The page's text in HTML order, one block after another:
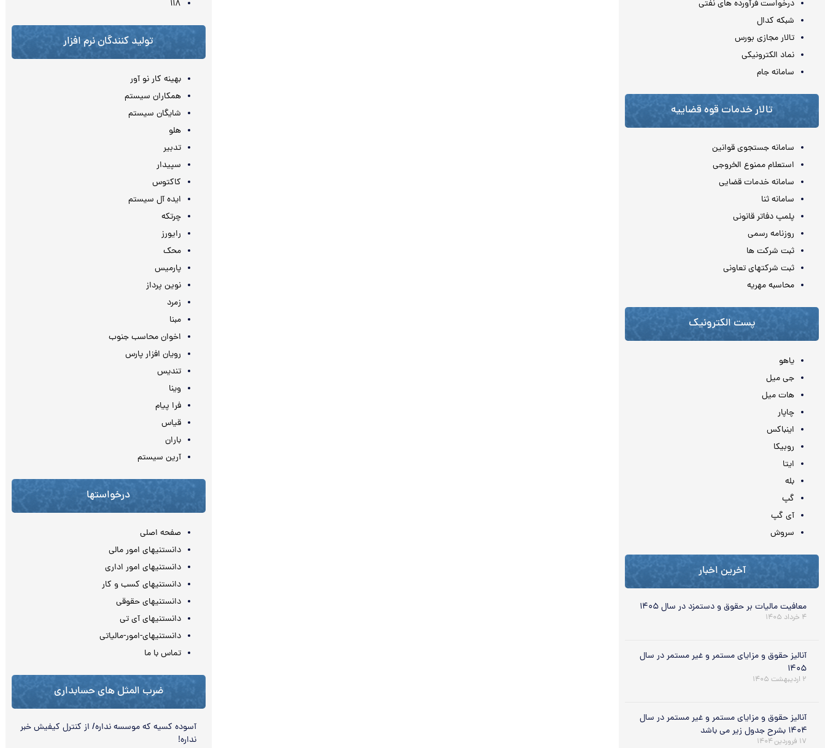
درخواست فرآورده های نفتی
شبکه کدال
تالار مجازی بورس
نماد الکترونیکی
سامانه جام
تالار خدمات قوه قضاییه
سامانه جستجوی قوانین
استعلام ممنوع الخروجی
سامانه خدمات قضایی
سامانه ثنا
پلمپ دفاتر قانونی
روزنامه رسمی
ثبت شرکت ها
ثبت شرکتهای تعاونی
محاسبه مهريه
پست الکترونیک
یاهو
جی میل
هات میل
چاپار
اینباکس
روبیکا
ایتا
بله
گپ
آی گپ
سروش
آخرین اخبار
معافیت مالیات بر حقوق و دستمزد در سال ۱۴۰۵
۴ خرداد ۱۴۰۵
آنالیز حقوق و مزایای مستمر و غیر مستمر در سال
۱۴۰۵
۲ اردیبهشت ۱۴۰۵
آنالیز حقوق و مزایای مستمر و غیر مستمر در سال
۱۴۰۴ بشرح جدول زیر می باشد
۱۷ فروردین ۱۴۰۴
۱۱۸
تولید کنندگان نرم افزار
بهینه کار نو آور
همکاران سیستم
شایگان سیستم
هلو
تدبیر
سپیدار
کاکتوس
ایده آل سیستم
چرتکه
رایورز
محک
پارمیس
نوین پرداز
زمرد
مبنا
اخوان محاسب جنوب
رویان افزار پارس
تندیس
وینا
فرا پیام
قیاس
باران
آرین سیستم
درخواستها
صفحه اصلی
دانستنیهای امور مالی
دانستنیهای امور اداری
دانستنیهای کسب و کار
دانستنیهای حقوقی
دانستنیهای آی تی
دانستنیهای-امور-مالیاتی
تماس با ما
ضرب المثل های حسابداری
آسوده كسيه كه موسسه نداره/ از کنترل کیفیش خبر
نداره!